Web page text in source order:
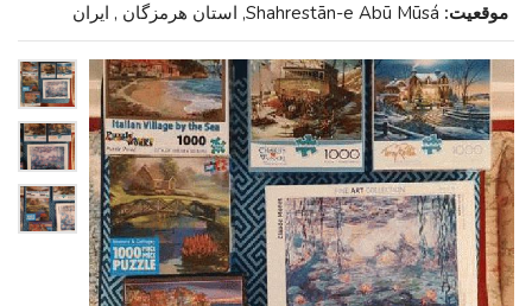
موقعیت: Shahrestān-e Abū Mūsá, استان هرمزگان , ایران